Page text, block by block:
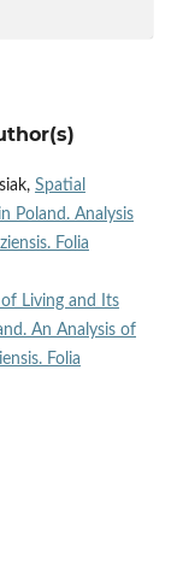
Spatial
Poland. Analysis
Folia
of Living and Its
An Analysis of
Folia